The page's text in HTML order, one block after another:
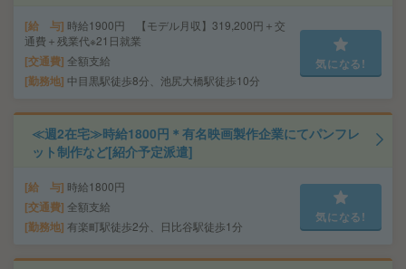
給 与 時給1900円 【モデル月収】319,200円＋交
通費＋残業代※21日就業
交通費 全額支給
勤務地 中目黒駅徒歩8分、池尻大橋駅徒歩10分
気になる!
≪週2在宅≫時給1800円＊有名映画製作企業にてパンフレ
ット制作など[紹介予定派遣]
給 与 時給1800円
交通費 全額支給
勤務地 有楽町駅徒歩2分、日比谷駅徒歩1分
気になる!